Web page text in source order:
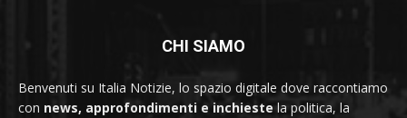
CHI SIAMO
Benvenuti su Italia Notizie, lo spazio digitale dove raccontiamo
con news, approfondimenti e inchieste la politica, la